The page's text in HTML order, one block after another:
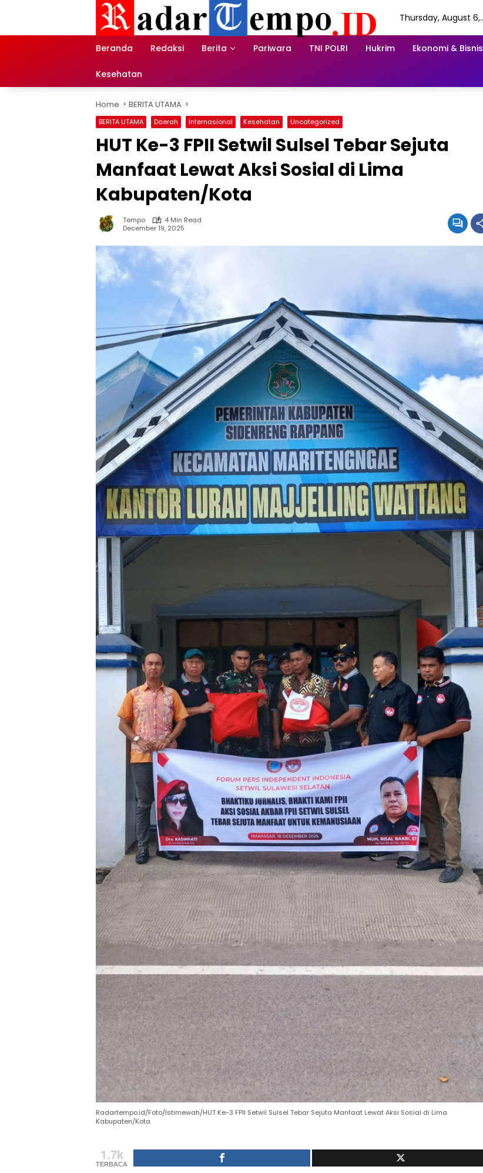
Thursday, August 6,
Beranda
Redaksi Berita Pariwara TNI POLRI Hukrim Ekonomi & Bisnis
Kesehatan
Home BERITA UTAMA
BERITA UTAMA Daerah Internasional Kesehatan Uncategorized
HUT Ke-3 FPII Setwil Sulsel Tebar Sejuta
Manfaat Lewat Aksi Sosial di Lima
Kabupaten/Kota
Tempo
4 Min Read
December 19, 2025
Radartempo.id/Foto/Istimewah/HUT Ke-3 FPII Setwil Sulsel Tebar Sejuta Manfaat Lewat Aksi Sosial di Lima
Kabupaten/Kota
1.7k
TERBACA